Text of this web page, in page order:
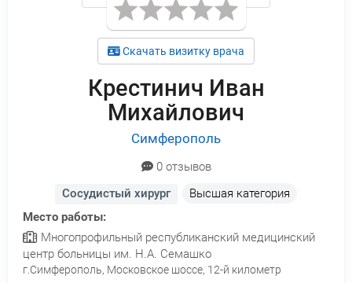
Скачать визитку врача
Крестинич Иван
Михайлович
Симферополь
0 отзывов
Сосудистый хирург
Высшая категория
Место работы:
Многопрофильный республиканский медицинский
центр больницы им. Н.А. Семашко
г.Симферополь, Московское шоссе, 12-й километр